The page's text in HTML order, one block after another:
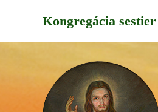
Kongregácia